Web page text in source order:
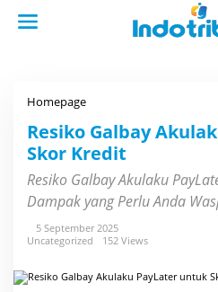
Homepage
s
k
o
G
a
l
a
y
u
Resiko Galbay
Skor Kredit
Resiko Galbay Akulaku
Dampak yang Perlu Anda
5 September 2025
Uncategorized
152 Views